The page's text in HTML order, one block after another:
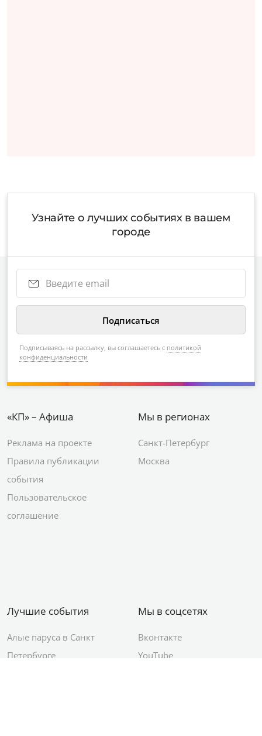
Узнайте о лучших событиях в вашем
городе
Подписываясь на рассылку, вы соглашаетесь с политикой
конфиденциальности
«КП» – Афиша
Реклама на проекте
Правила публикации
события
Пользовательское
соглашение
Мы в регионах
Санкт-Петербург
Москва
Лучшие события
Алые паруса в Санкт
Петербурге
Мы в соцсетях
Вконтакте
YouTube